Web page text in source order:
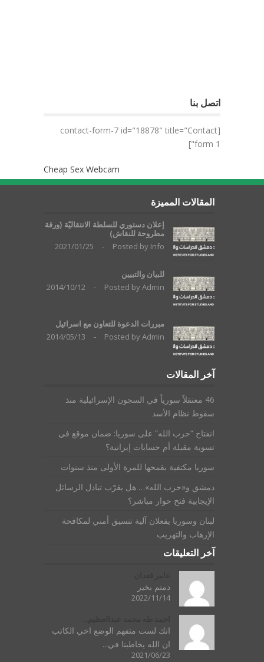
اتصل بنا
[contact-form-7 id="18878" title="Contact
form 1"]
Cheap Sex Webcam
المقالات المميزة
إعلان دستوري للسلطة الانتقاليّة (ورقة
مطروحة للنقاش)
Posted by Info
-
2021/01/25
للبيان والتبيين
Posted byAdmin
-
2014/10/12
مبررات الدعوة للتعاون مع اسرائيل
Posted byAdmin
-
2014/05/13
آخر المقالات
46 معتقلاً سورياً في السجون الإسرائيلية منذ
سقوط نظام الأسد
انفتاح “حزب الله” على سوريا: ضمان موقع في
تسوية مقبلة أم حسابات إيرانية؟
سوريا مكتفية بقمحها للمرة الأولى منذ سنوات
دمشق و«حزب الله»… هل يقرّب تبادل الرسائل
الإيجابية فتح حوار مباشر؟
لبنان وسوريا يفعلان آلية تنسيق أمني لمكافحة
الإرهاب والتهريب
آخر التعليقات
دمتم بخير
2022/11/14
انك لست متفهم الوضع اخي الكاتب
ان الله يخاطبنا في...
2021/06/23